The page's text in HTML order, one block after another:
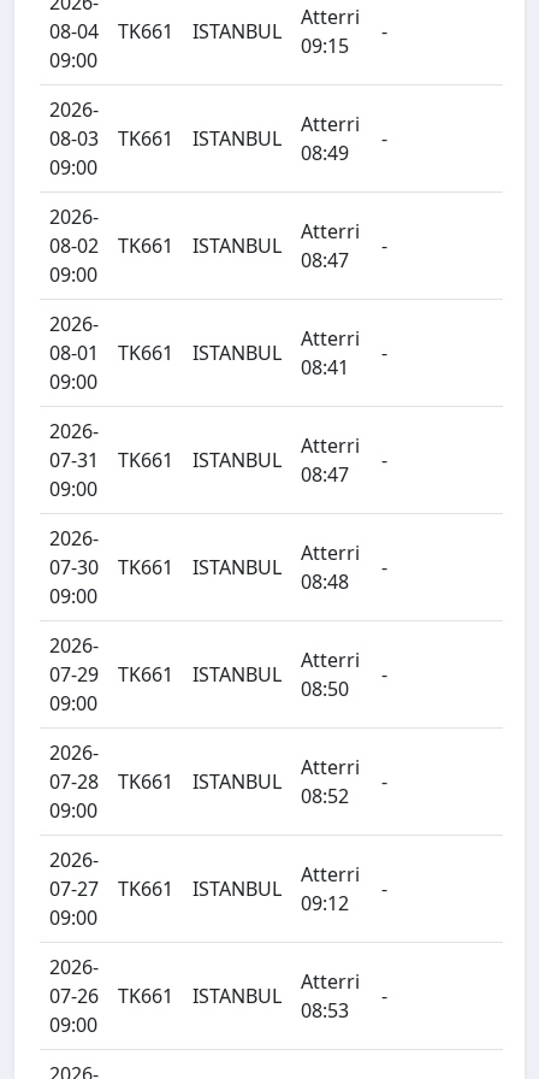
08-04
09:00
TK661 ISTANBUL
Atterri
09:15
-
2026-
08-03
09:00
TK661 ISTANBUL
Atterri
08:49
-
2026-
08-02
09:00
TK661 ISTANBUL
Atterri
08:47
-
2026-
08-01
09:00
TK661 ISTANBUL
Atterri
08:41
-
2026-
07-31
09:00
TK661 ISTANBUL
Atterri
08:47
-
2026-
07-30
09:00
TK661 ISTANBUL
Atterri
08:48
-
2026-
07-29
09:00
TK661 ISTANBUL
Atterri
08:50
-
2026-
07-28
09:00
TK661 ISTANBUL
Atterri
08:52
-
2026-
07-27
09:00
TK661 ISTANBUL
Atterri
09:12
-
2026-
07-26
09:00
TK661 ISTANBUL
Atterri
08:53
-